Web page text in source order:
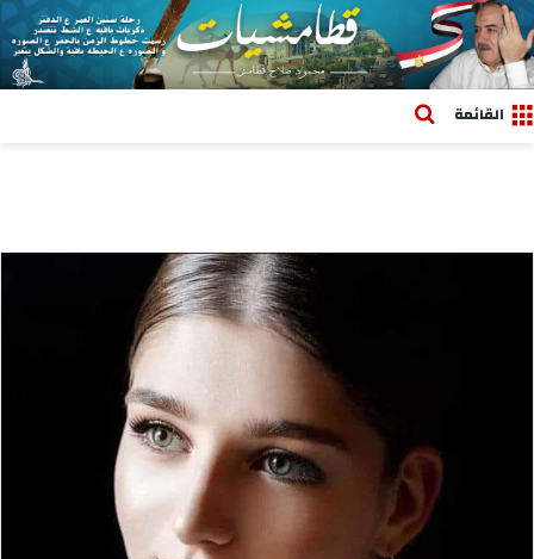
القائمة